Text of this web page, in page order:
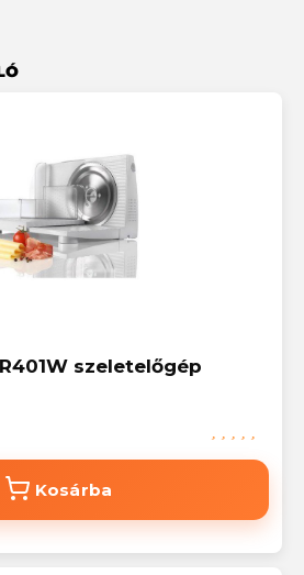
szeletelőgép
Kosárba